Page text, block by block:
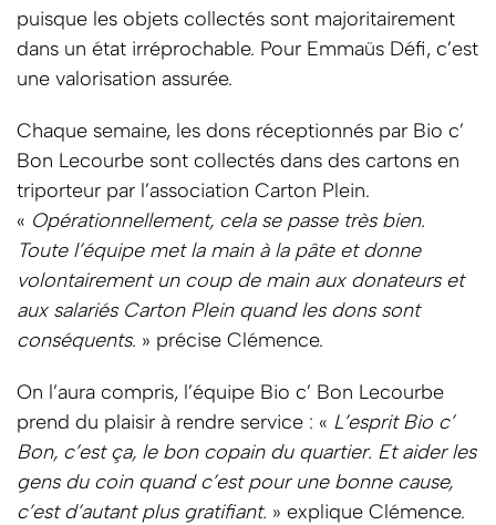
puisque les objets collectés sont majoritairement
dans un état irréprochable. Pour Emmaüs Défi, c’est
une valorisation assurée.
Chaque semaine, les dons réceptionnés par Bio c’
Bon Lecourbe sont collectés dans des cartons en
triporteur par l’association Carton Plein.
« Opérationnellement, cela se passe très bien.
Toute l’équipe met la main à la pâte et donne
volontairement un coup de main aux donateurs et
aux salariés Carton Plein quand les dons sont
conséquents. » précise Clémence.
On l’aura compris, l’équipe Bio c’ Bon Lecourbe
prend du plaisir à rendre service : « L’esprit Bio c’
Bon, c’est ça, le bon copain du quartier. Et aider les
gens du coin quand c’est pour une bonne cause,
c’est d’autant plus gratifiant. » explique Clémence.